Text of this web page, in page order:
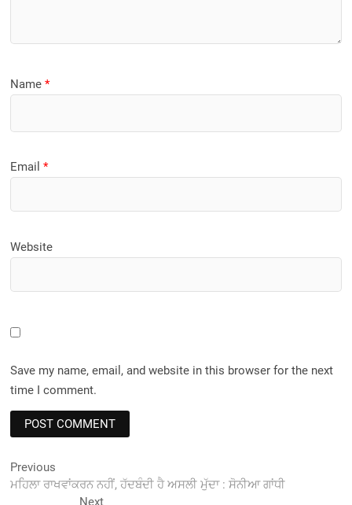
Name*
Email*
Website
Save my name, email, and website in this browser for the next
time I comment.
Post
navigation
Previous
post:
ਮਹਿਲਾ ਰਾਖਵਾਂਕਰਨ ਨਹੀਂ, ਹੱਦਬੰਦੀ ਹੈ ਅਸਲੀ ਮੁੱਦਾ : ਸੋਨੀਆ ਗਾਂਧੀ
NextNext